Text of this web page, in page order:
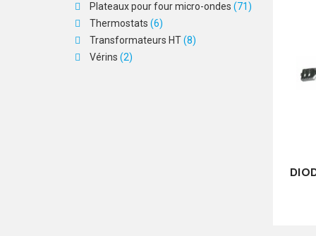
Plateaux pour four micro-ondes (71)
Thermostats (6)
Transformateurs HT(8)
Vérins (2)